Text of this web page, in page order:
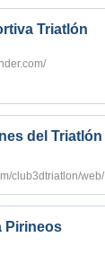
Triatlón
del Triatlón
club3dtriatlon/web/
Pirineos